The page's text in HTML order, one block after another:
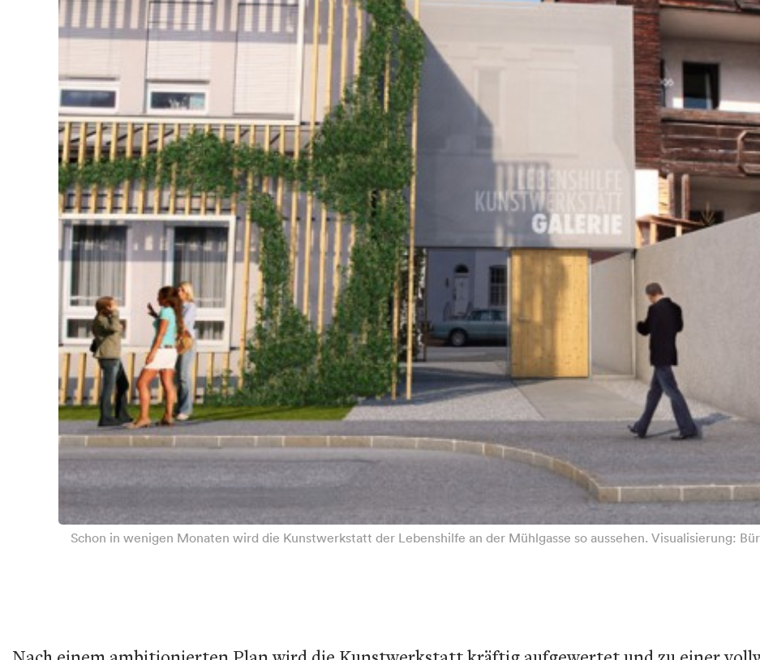
Schon in wenigen Monaten wird die Kunstwerkstatt der Lebenshilfe an der Mühlgasse so aussehen. Visualisierung: